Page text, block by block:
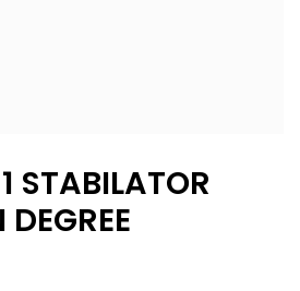
STABILATOR